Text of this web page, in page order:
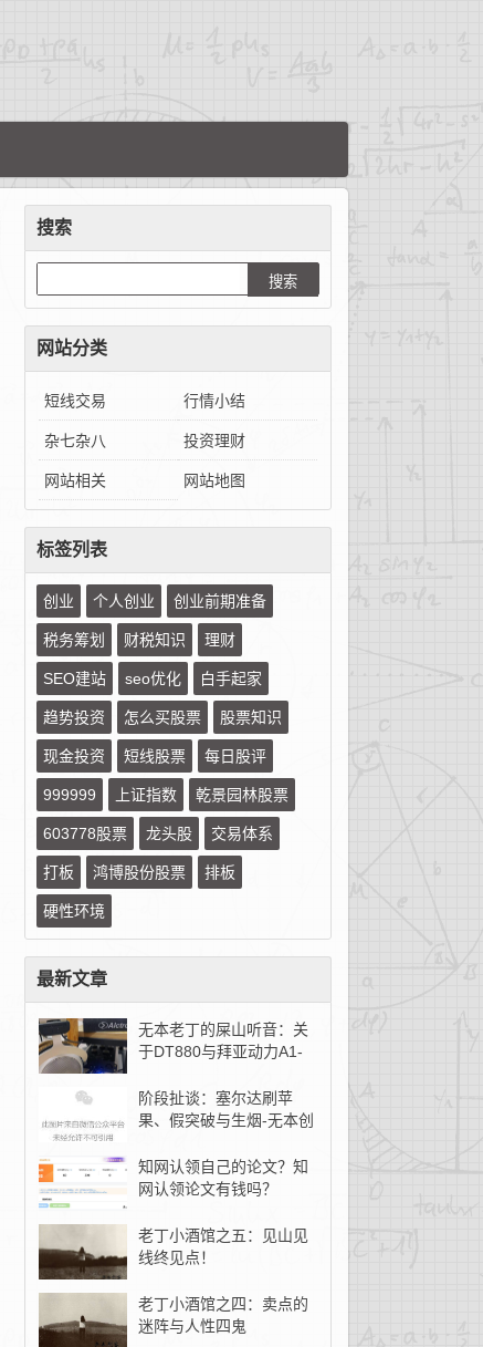
搜索
网站分类
短线交易 行情小结
杂七杂八 投资理财
网站相关 网站地图
标签列表
创业 个人创业 创业前期准备
税务筹划 财税知识 理财
SEO建站 seo优化 白手起家
趋势投资 怎么买股票 股票知识
现金投资 短线股票 每日股评
999999 上证指数 乾景园林股票
603778股票 龙头股 交易体系
打板 鸿博股份股票 排板
硬性环境
最新文章
无本老丁的屎山听音：关
于DT880与拜亚动力A1-
阶段扯谈：塞尔达刷苹
果、假突破与生烟-无本创
知网认领自己的论文？知
网认领论文有钱吗？
老丁小酒馆之五：见山见
线终见点！
老丁小酒馆之四：卖点的
迷阵与人性四鬼